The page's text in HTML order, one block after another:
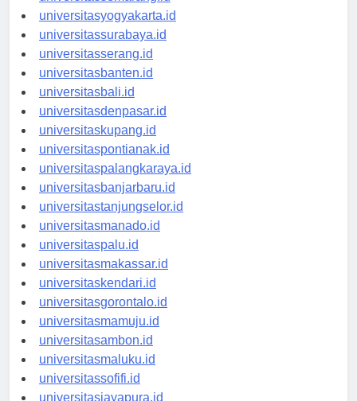
universitassemarang.id
universitasyogyakarta.id
universitassurabaya.id
universitasserang.id
universitasbanten.id
universitasbali.id
universitasdenpasar.id
universitaskupang.id
universitaspontianak.id
universitaspalangkaraya.id
universitasbanjarbaru.id
universitastanjungselor.id
universitasmanado.id
universitaspalu.id
universitasmakassar.id
universitaskendari.id
universitasgorontalo.id
universitasmamuju.id
universitasambon.id
universitasmaluku.id
universitassofifi.id